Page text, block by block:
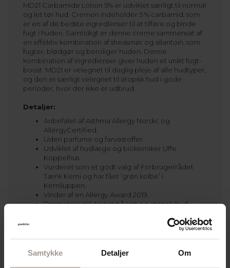
Samtykke Detaljer Om
MD21 Carbamide Lotion 5% er udviklet særligt til normal
og let tør hud. Cremen indeholder 5 % carbamid, som
er en af de bedste ingredienser til at tilføre og binde
fugt i huden. Samtidigt er denne creme sammensat af
en effektiv kombination af sheasmør og allantoin, som
fugter, blødgør og beroliger huden. Denne
kombination af ingredienser giver huden et unikt fugt-
boost. MD21 er velegnet til daglig pleje af alle hudtyper,
og den er særligt velegnet til atopisk hud i gode
perioder, hvor der ikke er udbrud.
Detaljer:
Anbefalet af Asthma Allergy Nordic og
AllergyCertified.
Uden parfume og farvestoffer.
Udviklet af hudlæge og biokemiker Uffe
Koppelhus.
Vurderet som et godt valg af Forbrugerrådet
Tænk Kemi og har fået ’grøn kolbe’ i
Kemiluppen.
Vinder af en Allergy Award 2019.
Dermatologisk testet på sart og atopisk hud.